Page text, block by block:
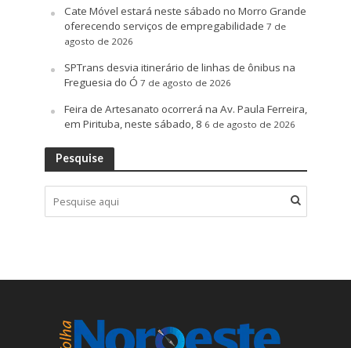
Cate Móvel estará neste sábado no Morro Grande
oferecendo serviços de empregabilidade 7 de
agosto de 2026
SPTrans desvia itinerário de linhas de ônibus na
Freguesia do Ó 7 de agosto de 2026
Feira de Artesanato ocorrerá na Av. Paula Ferreira,
em Pirituba, neste sábado, 8 6 de agosto de 2026
Pesquise